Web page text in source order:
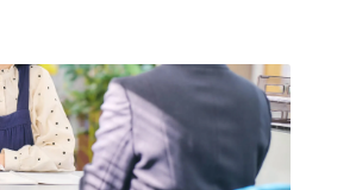
観光、歴史を学
」を活かせる人
際
観
光
部
国際観光